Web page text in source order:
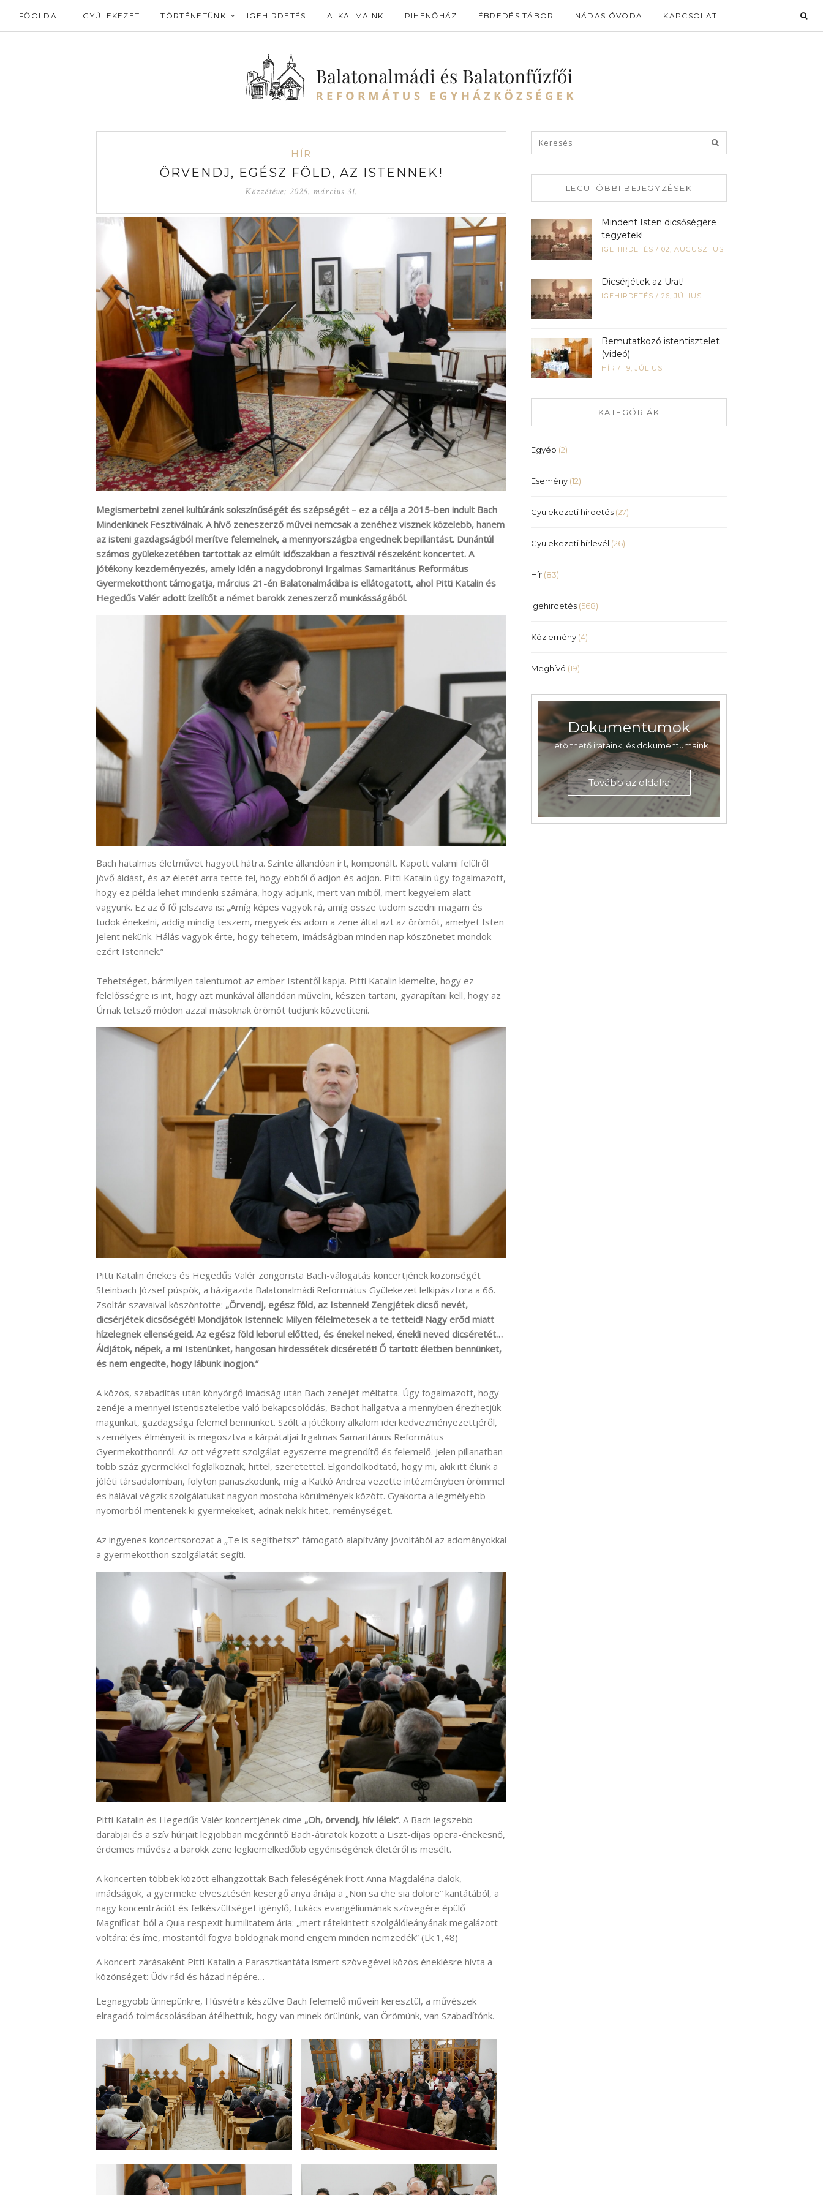
FŐOLDAL GYÜLEKEZET TÖRTÉNETÜNK IGEHIRDETÉS ALKALMAINK PIHENŐHÁZ ÉBREDÉS TÁBOR NÁDAS ÓVODA KAPCSOLAT
HÍR
ÖRVENDJ, EGÉSZ FÖLD, AZ ISTENNEK!
Közzétéve: 2025. március 31.
Megismertetni zenei kultúránk sokszínűségét és szépségét – ez a célja a 2015-ben indult Bach
Mindenkinek Fesztiválnak. A hívő zeneszerző művei nemcsak a zenéhez visznek közelebb, hanem
az isteni gazdagságból merítve felemelnek, a mennyországba engednek bepillantást. Dunántúl
számos gyülekezetében tartottak az elmúlt időszakban a fesztivál részeként koncertet. A
jótékony kezdeményezés, amely idén a nagydobronyi Irgalmas Samaritánus Református
Gyermekotthont támogatja, március 21-én Balatonalmádiba is ellátogatott, ahol Pitti Katalin és
Hegedűs Valér adott ízelítőt a német barokk zeneszerző munkásságából.
Bach hatalmas életművet hagyott hátra. Szinte állandóan írt, komponált. Kapott valami felülről
jövő áldást, és az életét arra tette fel, hogy ebből ő adjon és adjon. Pitti Katalin úgy fogalmazott,
hogy ez példa lehet mindenki számára, hogy adjunk, mert van miből, mert kegyelem alatt
vagyunk. Ez az ő fő jelszava is: „Amíg képes vagyok rá, amíg össze tudom szedni magam és
tudok énekelni, addig mindig teszem, megyek és adom a zene által azt az örömöt, amelyet Isten
jelent nekünk. Hálás vagyok érte, hogy tehetem, imádságban minden nap köszönetet mondok
ezért Istennek.”
Tehetséget, bármilyen talentumot az ember Istentől kapja. Pitti Katalin kiemelte, hogy ez
felelősségre is int, hogy azt munkával állandóan művelni, készen tartani, gyarapítani kell, hogy az
Úrnak tetsző módon azzal másoknak örömöt tudjunk közvetíteni.
Pitti Katalin énekes és Hegedűs Valér zongorista Bach-válogatás koncertjének közönségét
Steinbach József püspök, a házigazda Balatonalmádi Református Gyülekezet lelkipásztora a 66.
Zsoltár szavaival köszöntötte: „Örvendj, egész föld, az Istennek! Zengjétek dicső nevét,
dicsérjétek dicsőségét! Mondjátok Istennek: Milyen félelmetesek a te tetteid! Nagy erőd miatt
hízelegnek ellenségeid. Az egész föld leborul előtted, és énekel neked, énekli neved dicséretét…
Áldjátok, népek, a mi Istenünket, hangosan hirdessétek dicséretét! Ő tartott életben bennünket,
és nem engedte, hogy lábunk inogjon.”
A közös, szabadítás után könyörgő imádság után Bach zenéjét méltatta. Úgy fogalmazott, hogy
zenéje a mennyei istentiszteletbe való bekapcsolódás, Bachot hallgatva a mennyben érezhetjük
magunkat, gazdagsága felemel bennünket. Szólt a jótékony alkalom idei kedvezményezettjéről,
személyes élményeit is megosztva a kárpátaljai Irgalmas Samaritánus Református
Gyermekotthonról. Az ott végzett szolgálat egyszerre megrendítő és felemelő. Jelen pillanatban
több száz gyermekkel foglalkoznak, hittel, szeretettel. Elgondolkodtató, hogy mi, akik itt élünk a
jóléti társadalomban, folyton panaszkodunk, míg a Katkó Andrea vezette intézményben örömmel
és hálával végzik szolgálatukat nagyon mostoha körülmények között. Gyakorta a legmélyebb
nyomorból mentenek ki gyermekeket, adnak nekik hitet, reménységet.
Az ingyenes koncertsorozat a „Te is segíthetsz” támogató alapítvány jóvoltából az adományokkal
a gyermekotthon szolgálatát segíti.
Pitti Katalin és Hegedűs Valér koncertjének címe „Oh, örvendj, hív lélek”. A Bach legszebb
darabjai és a szív húrjait legjobban megérintő Bach-átiratok között a Liszt-díjas opera-énekesnő,
érdemes művész a barokk zene legkiemelkedőbb egyéniségének életéről is mesélt.
A koncerten többek között elhangzottak Bach feleségének írott Anna Magdaléna dalok,
imádságok, a gyermeke elvesztésén kesergő anya áriája a „Non sa che sia dolore” kantátából, a
nagy koncentrációt és felkészültséget igénylő, Lukács evangéliumának szövegére épülő
Magnificat-ból a Quia respexit humilitatem ária: „mert rátekintett szolgálóleányának megalázott
voltára: és íme, mostantól fogva boldognak mond engem minden nemzedék” (Lk 1,48)
A koncert zárásaként Pitti Katalin a Parasztkantáta ismert szövegével közös éneklésre hívta a
közönséget: Üdv rád és házad népére…
Legnagyobb ünnepünkre, Húsvétra készülve Bach felemelő művein keresztül, a művészek
elragadó tolmácsolásában átélhettük, hogy van minek örülnünk, van Örömünk, van Szabadítónk.
LEGUTÓBBI BEJEGYZÉSEK
Mindent Isten dicsőségére
tegyetek!
IGEHIRDETÉS / 02, AUGUSZTUS
Dicsérjétek az Urat!
IGEHIRDETÉS / 26, JÚLIUS
Bemutatkozó istentisztelet
(videó)
HÍR / 19, JÚLIUS
KATEGÓRIÁK
Egyéb (2)
Esemény (12)
Gyülekezeti hirdetés (27)
Gyülekezeti hírlevél (26)
Hír (83)
Igehirdetés (568)
Közlemény (4)
Meghívó (19)
Dokumentumok
Letölthető irataink, és dokumentumaink
Tovább az oldalra